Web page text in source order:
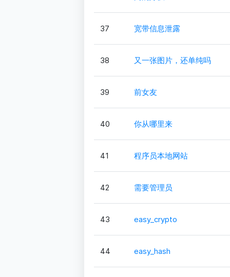
37 宽带信息泄露
38 又一张图片，还单纯吗
39 前女友
40 你从哪里来
41 程序员本地网站
42 需要管理员
43 easy_crypto
44 easy_hash